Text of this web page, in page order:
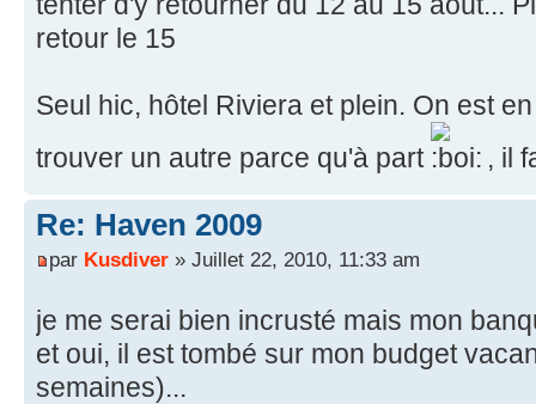
retour le 15
Seul hic, hôtel Riviera et plein. On est
trouver un autre parce qu'à part
, il
Re: Haven 2009
par Kusdiver » Juillet 22, 2010, 11:33 am
je me serai bien incrusté mais mon
et oui, il est tombé sur mon budget
semaines)...